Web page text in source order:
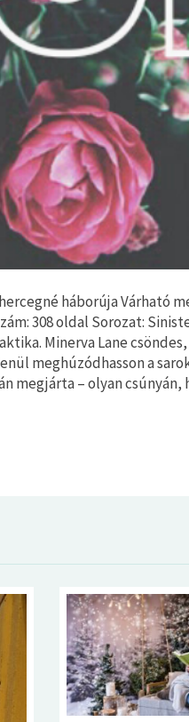
háborúja Várható
308 oldal Sorozat:
Minerva Lane
meghúzódhasson a
megjárta – olyan